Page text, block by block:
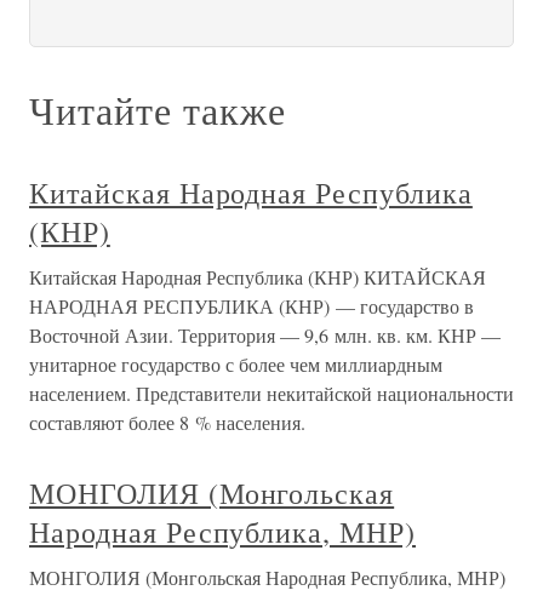
Читайте также
Китайская Народная Республика
(КНР)
Китайская Народная Республика (КНР) КИТАЙСКАЯ
НАРОДНАЯ РЕСПУБЛИКА (КНР) — государство в
Восточной Азии. Территория — 9,6 млн. кв. км. КНР —
унитарное государство с более чем миллиардным
населением. Представители некитайской национальности
составляют более 8 % населения.
МОНГОЛИЯ (Монгольская
Народная Республика, МНР)
МОНГОЛИЯ (Монгольская Народная Республика, МНР)